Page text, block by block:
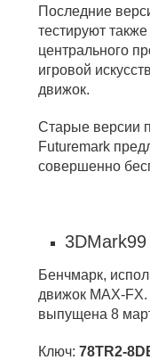
Последние
тестируют
центрального
игровой
движок.
Старые версии
Futuremark
совершенно
3DMark99
Бенчмарк,
движок MAX-
выпущена 8
Ключ:78TR2-